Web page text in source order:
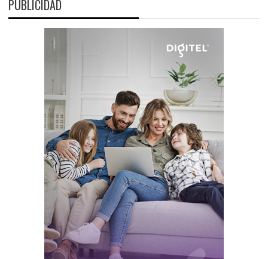
PUBLICIDAD